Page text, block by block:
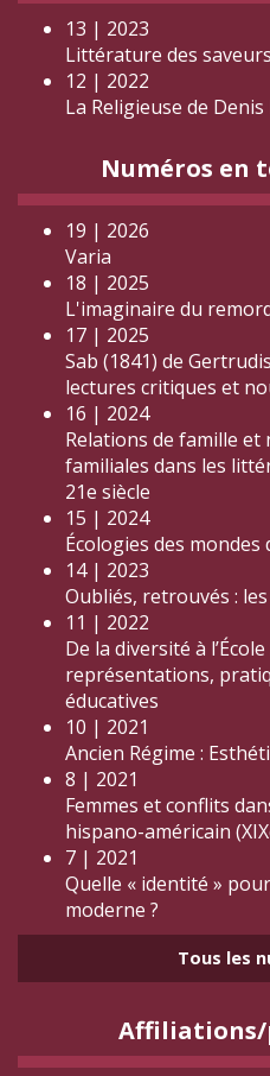
13 | 2023
Littérature des
12 | 2022
La Religieuse de
Numéros en
19 | 2026
Varia
18 | 2025
L'imaginaire du
17 | 2025
Sab (1841) de
lectures critiques et
16 | 2024
Relations de famille
familiales dans les
21e siècle
15 | 2024
Écologies des mondes
14 | 2023
Oubliés, retrouvés :
11 | 2022
De la diversité à
représentations,
éducatives
10 | 2021
Ancien Régime :
8 | 2021
Femmes et conflits
hispano-américain
7 | 2021
Quelle « identité »
moderne ?
Tous les